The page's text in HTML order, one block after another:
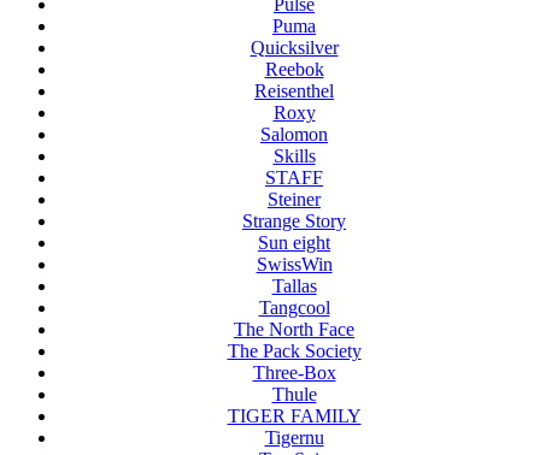
Puma
Quicksilver
Reebok
Reisenthel
Roxy
Salomon
Skills
STAFF
Steiner
Strange Story
Sun eight
SwissWin
Tallas
Tangcool
The North Face
The Pack Society
Three-Box
Thule
TIGER FAMILY
Tigernu